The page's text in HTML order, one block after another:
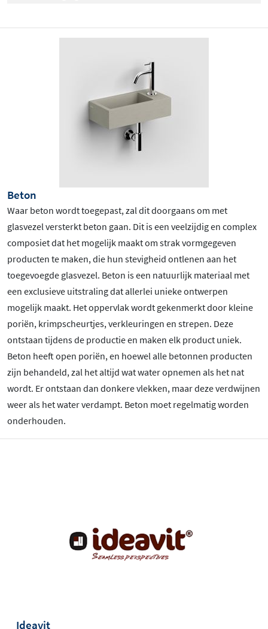
Beton
Waar beton wordt toegepast, zal dit doorgaans om met
glasvezel versterkt beton gaan. Dit is een veelzijdig en complex
composiet dat het mogelijk maakt om strak vormgegeven
producten te maken, die hun stevigheid ontlenen aan het
toegevoegde glasvezel. Beton is een natuurlijk materiaal met
een exclusieve uitstraling dat allerlei unieke ontwerpen
mogelijk maakt. Het oppervlak wordt gekenmerkt door kleine
poriën, krimpscheurtjes, verkleuringen en strepen. Deze
ontstaan tijdens de productie en maken elk product uniek.
Beton heeft open poriën, en hoewel alle betonnen producten
zijn behandeld, zal het altijd wat water opnemen als het nat
wordt. Er ontstaan dan donkere vlekken, maar deze verdwijnen
weer als het water verdampt. Beton moet regelmatig worden
onderhouden.
Ideavit